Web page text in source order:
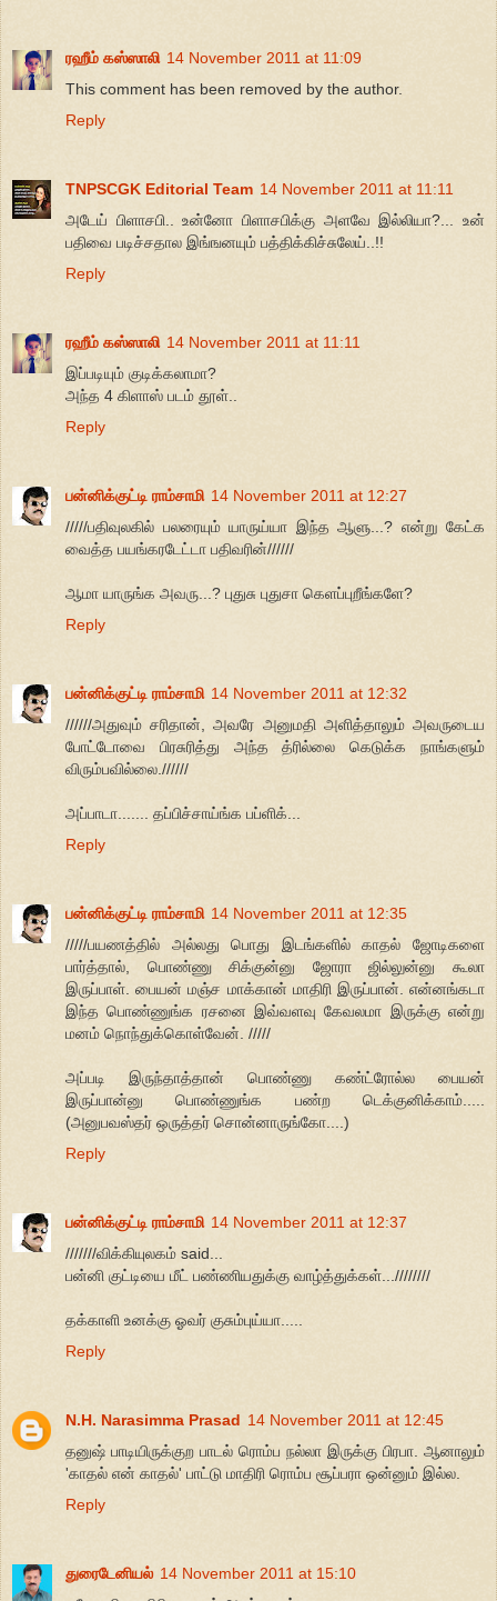
ரஹீம் கஸ்ஸாலி 14 November 2011 at 11:09
This comment has been removed by the author.
Reply
TNPSCGK Editorial Team 14 November 2011 at 11:11
அடேய் பிளாசபி.. உன்னோ பிளாசபிக்கு அளவே இல்லியா?... உன்
பதிவை படிச்சதால இங்ஙனயும் பத்திக்கிச்சுலேய்..!!
Reply
ரஹீம் கஸ்ஸாலி 14 November 2011 at 11:11
இப்படியும் குடிக்கலாமா?
அந்த 4 கிளாஸ் படம் தூள்..
Reply
பன்னிக்குட்டி ராம்சாமி 14 November 2011 at 12:27
/////பதிவுலகில் பலரையும் யாருய்யா இந்த ஆளு...? என்று கேட்க
வைத்த பயங்கரடேட்டா பதிவரின்//////
ஆமா யாருங்க அவரு...? புதுசு புதுசா கெளப்புறீங்களே?
Reply
பன்னிக்குட்டி ராம்சாமி 14 November 2011 at 12:32
//////அதுவும் சரிதான், அவரே அனுமதி அளித்தாலும் அவருடைய
போட்டோவை பிரசுரித்து அந்த த்ரில்லை கெடுக்க நாங்களும்
விரும்பவில்லை.//////
அப்பாடா....... தப்பிச்சாய்ங்க பப்ளிக்...
Reply
பன்னிக்குட்டி ராம்சாமி 14 November 2011 at 12:35
/////பயணத்தில் அல்லது பொது இடங்களில் காதல் ஜோடிகளை
பார்த்தால், பொண்ணு சிக்குன்னு ஜோரா ஜில்லுன்னு கூலா
இருப்பாள். பையன் மஞ்ச மாக்கான் மாதிரி இருப்பான். என்னங்கடா
இந்த பொண்ணுங்க ரசனை இவ்வளவு கேவலமா இருக்கு என்று
மனம் நொந்துக்கொள்வேன். /////
அப்படி இருந்தாத்தான் பொண்ணு கண்ட்ரோல்ல பையன்
இருப்பான்னு பொண்ணுங்க பண்ற டெக்குனிக்காம்.....
(அனுபவஸ்தர் ஒருத்தர் சொன்னாருங்கோ....)
Reply
பன்னிக்குட்டி ராம்சாமி 14 November 2011 at 12:37
///////விக்கியுலகம் said...
பன்னி குட்டியை மீட் பண்ணியதுக்கு வாழ்த்துக்கள்...////////
தக்காளி உனக்கு ஓவர் குசும்புய்யா.....
Reply
N.H. Narasimma Prasad 14 November 2011 at 12:45
தனுஷ் பாடியிருக்குற பாடல் ரொம்ப நல்லா இருக்கு பிரபா. ஆனாலும்
'காதல் என் காதல்' பாட்டு மாதிரி ரொம்ப சூப்பரா ஒன்னும் இல்ல.
Reply
துரைடேனியல் 14 November 2011 at 15:10